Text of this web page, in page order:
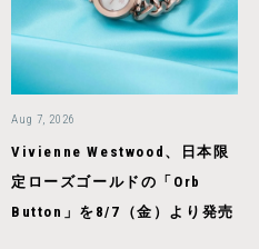
Aug 7, 2026
Vivienne Westwood、日本限
定ローズゴールドの「Orb
Button」を8/7（金）より発売